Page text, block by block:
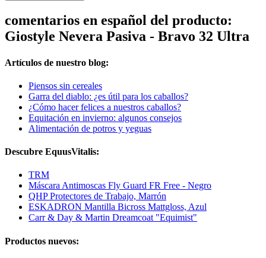
comentarios en español del producto:
Giostyle Nevera Pasiva - Bravo 32 Ultra
Artículos de nuestro blog:
Piensos sin cereales
Garra del diablo: ¿es útil para los caballos?
¿Cómo hacer felices a nuestros caballos?
Equitación en invierno: algunos consejos
Alimentación de potros y yeguas
Descubre EquusVitalis:
TRM
Máscara Antimoscas Fly Guard FR Free - Negro
QHP Protectores de Trabajo, Marrón
ESKADRON Mantilla Bicross Mattgloss, Azul
Carr & Day & Martin Dreamcoat "Equimist"
Productos nuevos: